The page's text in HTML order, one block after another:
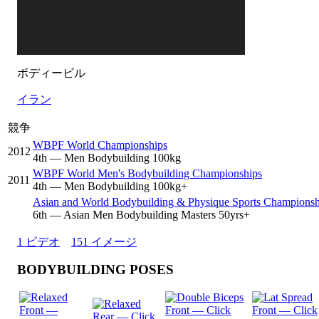
ボディービル
イラン
競争
2012
WBPF World Championships
4th — Men Bodybuilding 100kg
2011
WBPF World Men's Bodybuilding Championships
4th — Men Bodybuilding 100kg+
Asian and World Bodybuilding & Physique Sports
6th — Asian Men Bodybuilding Masters 50yrs+
1 ビデオ 151 イメージ
BODYBUILDING POSES